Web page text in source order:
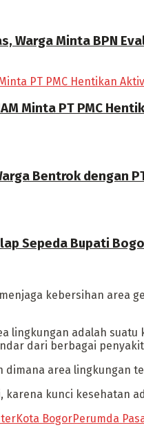
Warga Minta BPN
Minta PT PMC
Bentrok dengan
Sepeda Bupati
kebersihan area
lingkungan adalah
dari berbagai
dimana area lingkungan
karena kunci kesehatan
Kota BogorPerumda